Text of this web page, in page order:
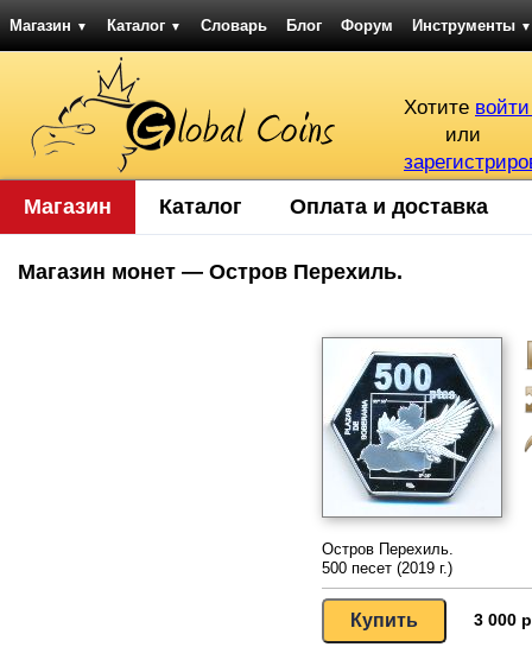
Магазин ▼ Каталог ▼ Словарь Блог Форум Инструменты ▼
Хотите
или
Магазин Каталог Оплата и доставка
Магазин монет — Остров Перехиль.
Остров Перехиль.
500 песет (2019 г.)
3 000